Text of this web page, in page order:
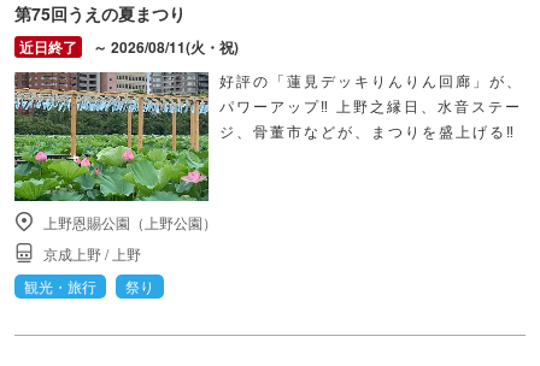
第75回うえの夏まつり
～ 2026/08/11(火・祝)
好評の「蓮見デッキりんりん回廊」が、
パワーアップ‼ 上野之縁日、水音ステー
ジ、骨董市などが、まつりを盛上げる‼
上野恩賜公園（上野公園）
京成上野/ 上野
観光・旅行
祭り